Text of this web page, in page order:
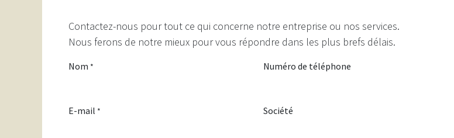
Contactez-nous pour tout ce qui concerne notre entreprise ou nos services.
Nous ferons de notre mieux pour vous répondre dans les plus brefs délais.
Nom * Numéro de téléphone
E-mail * Société